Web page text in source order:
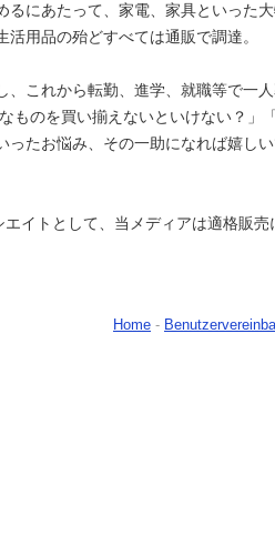
るにあたって、家電、家具といった
活用品の殆どすべては通販で調達。
、これから転勤、進学、就職等で一
ものを買い揃えないといけない？」
ったお悩み、その一助になれば嬉し
イトとして、当メディアは適格販売
Home -